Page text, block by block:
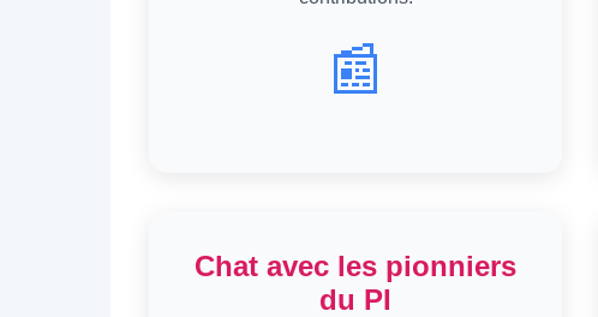
📰
Chat avec les pionniers
du PI